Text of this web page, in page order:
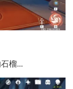
榴...